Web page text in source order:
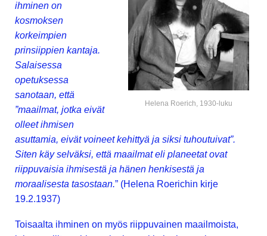
Helena Roerich, 1930-luku
ihminen on
kosmoksen
korkeimpien
prinsiippien kantaja.
Salaisessa
opetuksessa
sanotaan, että
”maailmat, jotka eivät
olleet ihmisen
asuttamia, eivät voineet kehittyä ja siksi tuhoutuivat”.
Siten käy selväksi, että maailmat eli planeetat ovat
riippuvaisia ihmisestä ja hänen henkisestä ja
moraalisesta tasostaan.” (Helena Roerichin kirje
19.2.1937)
Toisaalta ihminen on myös riippuvainen maailmoista,